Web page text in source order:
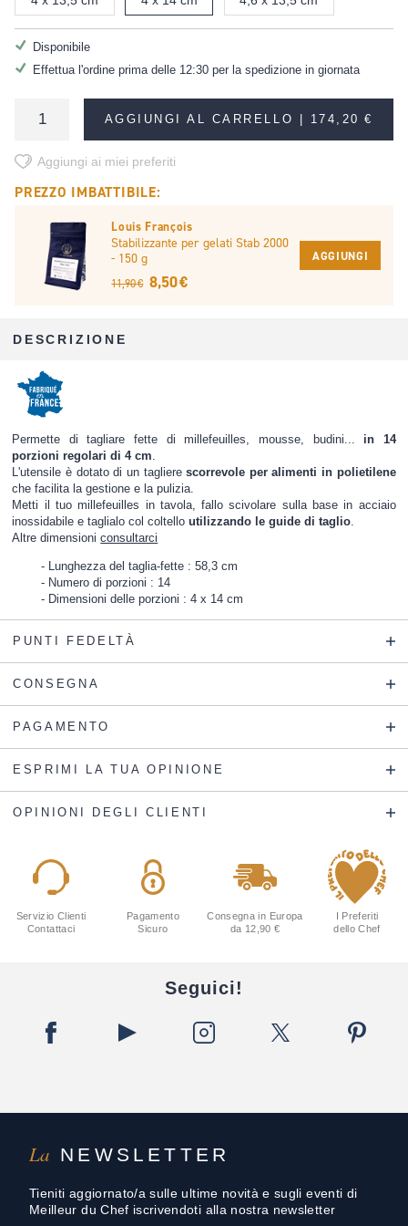
Disponibile
Effettua l'ordine prima delle 12:30 per la spedizione in giornata
AGGIUNGI AL CARRELLO | 174,20 €
Aggiungi ai miei preferiti
PREZZO IMBATTIBILE:
Louis François
Stabilizzante per gelati Stab 2000
- 150 g
11,90 € 8,50 €
AGGIUNGI
DESCRIZIONE
Permette di tagliare fette di millefeuilles, mousse, budini... in 14
porzioni regolari di 4 cm
L'utensile è dotato di un taglierescorrevole per alimenti in polietilene
che facilita la gestione e la pulizia.
Metti il tuo millefeuilles in tavola, fallo scivolare sulla base in acciaio
inossidabile e taglialo col coltelloutilizzando le guide di taglio
Altre dimensioniconsultarci
Lunghezza del taglia-fette : 58,3 cm
Numero di porzioni : 14
Dimensioni delle porzioni : 4 x 14 cm
PUNTI FEDELTÀ
CONSEGNA
PAGAMENTO
ESPRIMI LA TUA OPINIONE
OPINIONI DEGLI CLIENTI
La NEWSLETTER
Tieniti aggiornato/a sulle ultime novità e sugli eventi di
Meilleur du Chef iscrivendoti alla nostra newsletter
Servizio Clienti
Contattaci
Pagamento
Sicuro
Consegna in Europa
da 12,90 €
I Preferiti
dello Chef
Seguici!